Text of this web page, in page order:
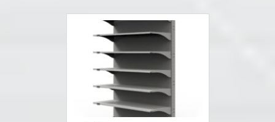
hermetičke ili polu-
hermetičke kompresore. U
našoj ponudi sistema sa
Polu-hermetičkim klipnim
kompresorima za […]